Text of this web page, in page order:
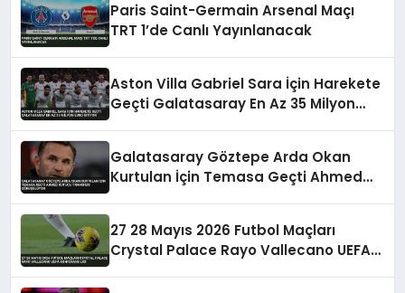
Paris Saint-Germain Arsenal Maçı
TRT 1’de Canlı Yayınlanacak
Aston Villa Gabriel Sara İçin Harekete
Geçti Galatasaray En Az 35 Milyon
Galatasaray Göztepe Arda Okan
Kurtulan İçin Temasa Geçti Ahmed
27 28 Mayıs 2026 Futbol Maçları
Crystal Palace Rayo Vallecano UEFA